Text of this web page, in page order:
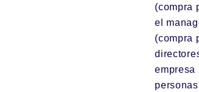
(compra
el
(compra
empresa